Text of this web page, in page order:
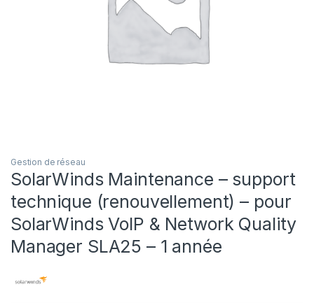
Gestion de réseau
SolarWinds Maintenance – support
technique (renouvellement) – pour
SolarWinds VoIP & Network Quality
Manager SLA25 – 1 année